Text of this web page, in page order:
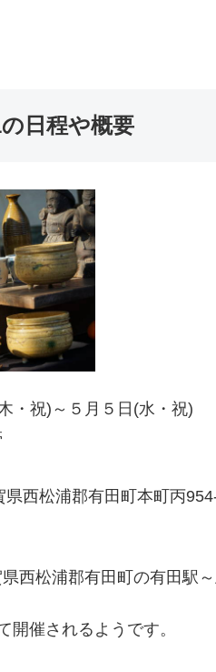
日程や概要
・祝)～５月５日(水・祝)
西松浦郡有田町本町丙
西松浦郡有田町の有田駅～
開催されるようです。